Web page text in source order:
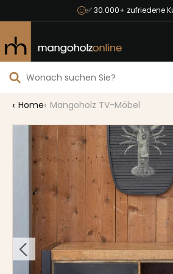
✅ 30.000+ zufriedene
Home Mangoholz TV-Möbel